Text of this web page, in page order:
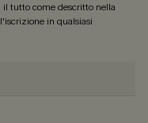
tutto come descritto nella
in qualsiasi